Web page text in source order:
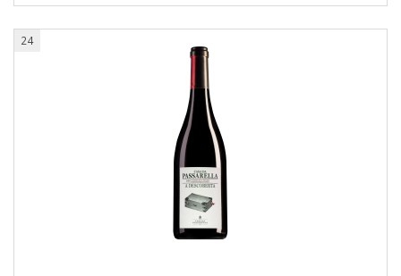
24